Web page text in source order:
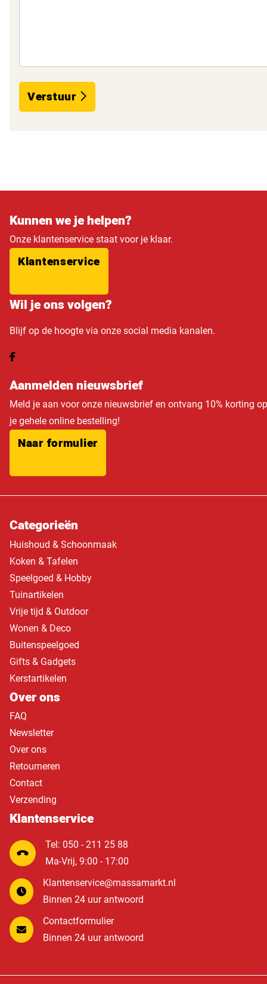
Verstuur
Kunnen we je helpen?
Onze klantenservice staat voor je klaar.
Klantenservice
Wil je ons volgen?
Blijf op de hoogte via onze social media kanalen.
Aanmelden nieuwsbrief
Meld je aan voor onze nieuwsbrief en ontvang 10% korting op
je gehele online bestelling!
Naar formulier
Categorieën
Huishoud & Schoonmaak
Koken & Tafelen
Speelgoed & Hobby
Tuinartikelen
Vrije tijd & Outdoor
Wonen & Deco
Buitenspeelgoed
Gifts & Gadgets
Kerstartikelen
Over ons
FAQ
Newsletter
Over ons
Retourneren
Contact
Verzending
Klantenservice
Tel: 050 - 211 25 88
Ma-Vrij, 9:00 - 17:00
Klantenservice@massamarkt.nl
Binnen 24 uur antwoord
Contactformulier
Binnen 24 uur antwoord